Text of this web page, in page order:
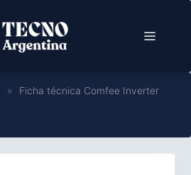
Menú
»
Ficha técnica Comfee Inverter